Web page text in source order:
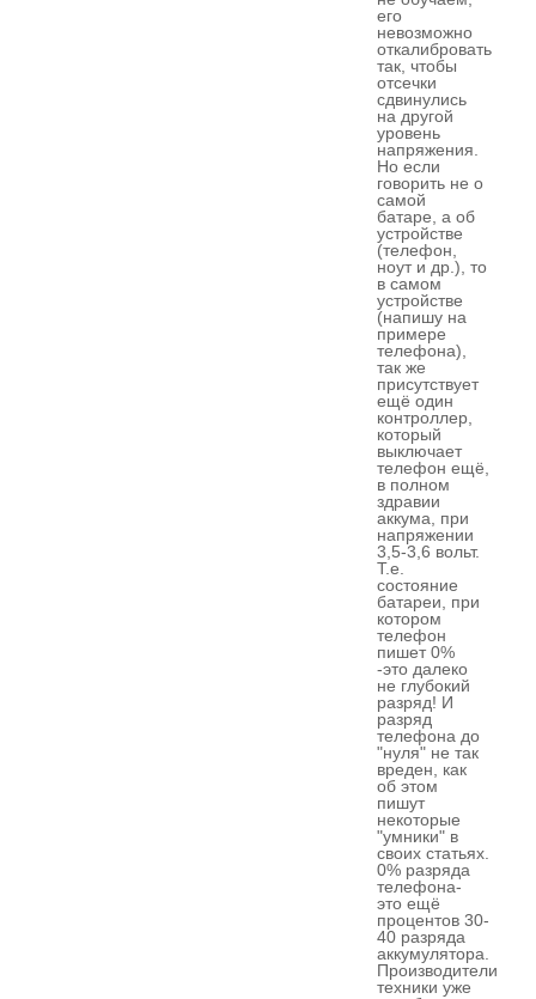
его
невозможно
откалибровать
так, чтобы
отсечки
сдвинулись
на другой
уровень
напряжения.
Но если
говорить не о
самой
батаре, а об
устройстве
(телефон,
ноут и др.), то
в самом
устройстве
(напишу на
примере
телефона),
так же
присутствует
ещё один
контроллер,
который
выключает
телефон ещё,
в полном
здравии
аккума, при
напряжении
3,5-3,6 вольт.
Т.е.
состояние
батареи, при
котором
телефон
пишет 0%
-это далеко
не глубокий
разряд! И
разряд
телефона до
"нуля" не так
вреден, как
об этом
пишут
некоторые
"умники" в
своих статьях.
0% разряда
телефона-
это ещё
процентов 30-
40 разряда
аккумулятора.
Производители
техники уже